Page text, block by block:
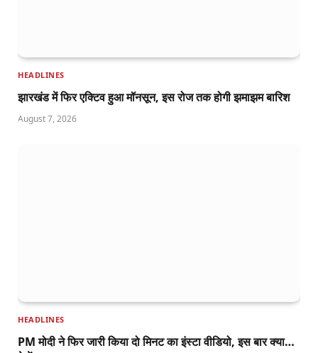
HEADLINES
झारखंड में फिर एक्टिव हुआ मॉनसून, इस रोज तक होगी झमाझम बारिश
August 7, 2026
HEADLINES
PM मोदी ने फिर जारी किया दो मिनट का इंस्टा वीडियो, इस बार क्या…